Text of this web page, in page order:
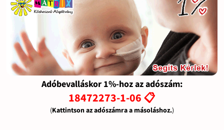
Adóbevalláskor 1%-hoz az adószám:
18472273-1-06 📋
(Kattintson az adószámra a másoláshoz.)